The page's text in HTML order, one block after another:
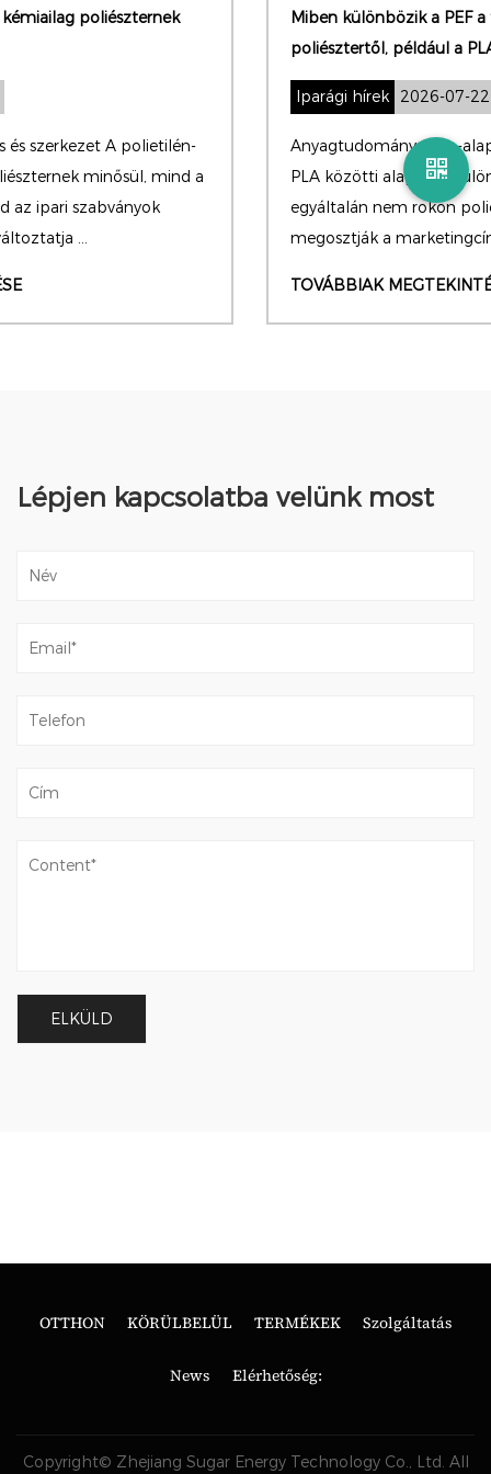
Miben különbözik a PEF a többi bioalapú
poliésztertől, például a PLA-tól?
Anyagtudomány – Bio-alapú polimerek A PEF és a
PLA közötti alapvető különbség az, hogy kémiailag
egyáltalán nem rokon poliésztercsaládok. Egyszerűen
megosztják a marketingcímkét – „bioalap...
TOVÁBBIAK MEGTEKINTÉSE
Lépjen kapcsolatba velünk most
OTTHON KÖRÜLBELÜL TERMÉKEK Szolgáltatás
News Elérhetőség:
Copyright© Zhejiang Sugar Energy Technology Co., Ltd. All